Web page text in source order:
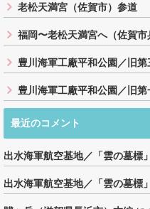
老松天満宮（佐賀市）参道
福岡〜老松天満宮へ（佐賀市
豊川海軍工廠平和公園／旧
豊川海軍工廠平和公園／旧第
最近のコメント
出水海軍航空基地／「雲の墓標」
出水海軍航空基地／「雲の墓標」